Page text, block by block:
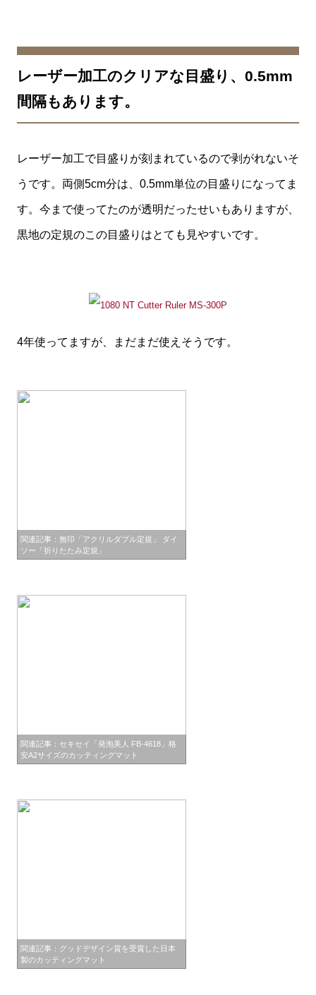
レーザー加工のクリアな目盛り、0.5mm
間隔もあります。
レーザー加工で目盛りが刻まれているので剥がれないそ
うです。両側5cm分は、0.5mm単位の目盛りになってま
す。今まで使ってたのが透明だったせいもありますが、
黒地の定規のこの目盛りはとても見やすいです。
4年使ってますが、まだまだ使えそうです。
関連記事：無印「アクリルダブル定規」 ダイ
ソー「折りたたみ定規」
関連記事：セキセイ「発泡美人 FB-4618」格
安A2サイズのカッティングマット
関連記事：グッドデザイン賞を受賞した日本
製のカッティングマット